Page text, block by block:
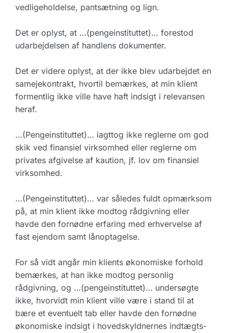
vedligeholdelse, pantsætning og lign.
Det er oplyst, at …(pengeinstituttet)… forestod
udarbejdelsen af handlens dokumenter.
Det er videre oplyst, at der ikke blev udarbejdet en
samejekontrakt, hvortil bemærkes, at min klient
formentlig ikke ville have haft indsigt i relevansen
heraf.
…(Pengeinstituttet)… iagttog ikke reglerne om god
skik ved finansiel virksomhed eller reglerne om
privates afgivelse af kaution, jf. lov om finansiel
virksomhed.
…(Pengeinstituttet)… var således fuldt opmærksom
på, at min klient ikke modtog rådgivning eller
havde den fornødne erfaring med erhvervelse af
fast ejendom samt lånoptagelse.
For så vidt angår min klients økonomiske forhold
bemærkes, at han ikke modtog personlig
rådgivning, og …(pengeinstituttet)… undersøgte
ikke, hvorvidt min klient ville være i stand til at
bære et eventuelt tab eller havde den fornødne
økonomiske indsigt i hovedskyldnernes indtægts-